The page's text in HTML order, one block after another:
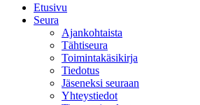
Etusivu
Seura
Ajankohtaista
Tähtiseura
Toimintakäsikirja
Tiedotus
Jäseneksi seuraan
Yhteystiedot